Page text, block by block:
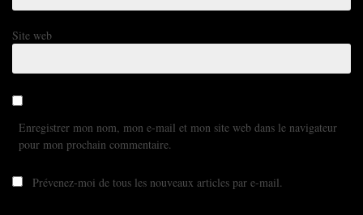
Site web
Enregistrer mon nom, mon e-mail et mon site web dans le navigateur
pour mon prochain commentaire.
Prévenez-moi de tous les nouveaux articles par e-mail.